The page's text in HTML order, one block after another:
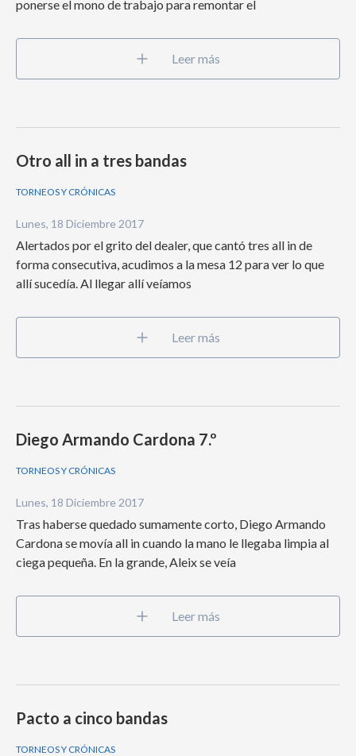
ponerse el mono de trabajo para remontar el
Leer más
Otro all in a tres bandas
TORNEOS Y CRÓNICAS
Lunes, 18 Diciembre 2017
Alertados por el grito del dealer, que cantó tres all in de
forma consecutiva, acudimos a la mesa 12 para ver lo que
allí sucedía. Al llegar allí veíamos
Leer más
Diego Armando Cardona 7.º
TORNEOS Y CRÓNICAS
Lunes, 18 Diciembre 2017
Tras haberse quedado sumamente corto, Diego Armando
Cardona se movía all in cuando la mano le llegaba limpia al
ciega pequeña. En la grande, Aleix se veía
Leer más
Pacto a cinco bandas
TORNEOS Y CRÓNICAS